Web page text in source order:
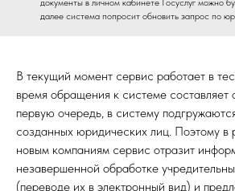
далее система попросит обновить запрос по
В текущий момент сервис работает в
время обращения к системе составляет
первую очередь, в систему
созданных юридических лиц. Поэтому в
новым компаниям сервис отразит
незавершенной обработке
(переводе их в электронный вид) и